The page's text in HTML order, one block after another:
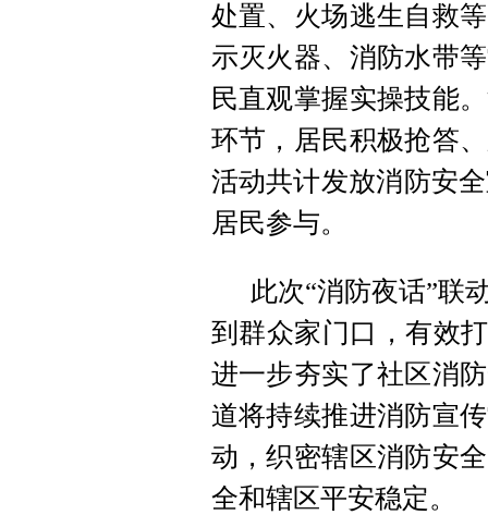
处置、火场逃生自救
示灭火器、消防水带
民直观掌握实操技能
环节，居民积极抢答
活动共计发放消防安
居民参与。
此次“消防夜话”联
到群众家门口，有效
进一步夯实了社区消
道将持续推进消防宣
动，织密辖区消防安
全和辖区平安稳定。